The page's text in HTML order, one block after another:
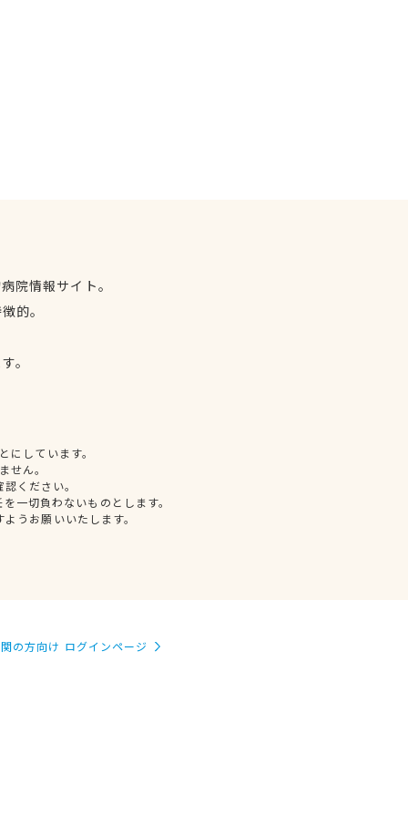
院情報サイト。
的。
。
しています。
せん。
ください。
一切負わないものとします。
うお願いいたします。
の方向け ログインページ